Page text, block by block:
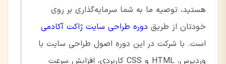
هستید، توصیه ما به شما سرمایه‌گذاری بر روی
خودتان از طریق دوره طراحی سایت ژاکت آکادمی
است. با شرکت در این دوره اصول طراحی سایت با
وردپرس، HTML و CSS کاربردی، افزایش سرعت